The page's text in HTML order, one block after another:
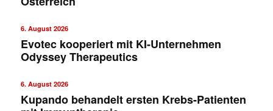
6. August 2026
Evotec kooperiert mit KI-Unternehmen
Odyssey Therapeutics
6. August 2026
Kupando behandelt ersten Krebs-Patienten